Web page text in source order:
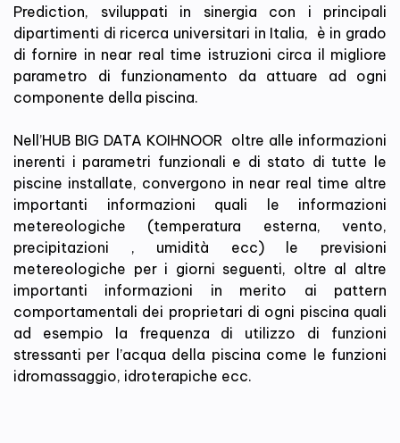
Prediction, sviluppati in sinergia con i principali
dipartimenti di ricerca universitari in Italia, è in grado
di fornire in near real time istruzioni circa il migliore
parametro di funzionamento da attuare ad ogni
componente della piscina.
Nell’HUB BIG DATA KOIHNOOR oltre alle informazioni
inerenti i parametri funzionali e di stato di tutte le
piscine installate, convergono in near real time altre
importanti informazioni quali le informazioni
metereologiche (temperatura esterna, vento,
precipitazioni , umidità ecc) le previsioni
metereologiche per i giorni seguenti, oltre al altre
importanti informazioni in merito ai pattern
comportamentali dei proprietari di ogni piscina quali
ad esempio la frequenza di utilizzo di funzioni
stressanti per l’acqua della piscina come le funzioni
idromassaggio, idroterapiche ecc.